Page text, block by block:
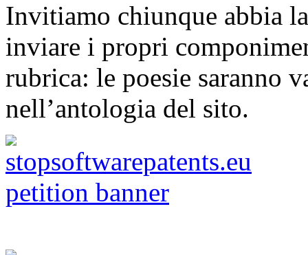
Invitiamo chiunque abbia
inviare i propri
rubrica: le poesie saranno
nell’antologia del sito.